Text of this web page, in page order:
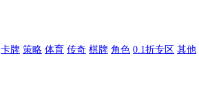
卡牌 策略 体育 传奇 棋牌 角色 0.1折专区 其他